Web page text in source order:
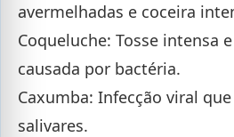
avermelhadas e coceira
Coqueluche: Tosse intensa
causada por bactéria.
Caxumba: Infecção viral
salivares.